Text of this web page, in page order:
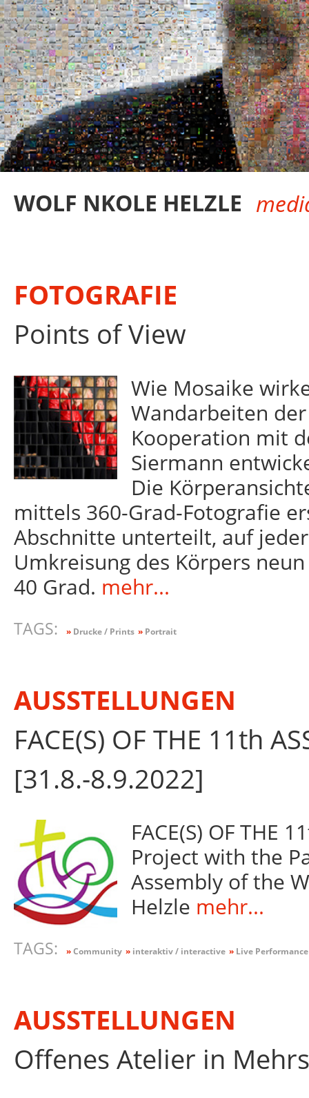
WOLF NKOLE HELZLE
FOTOGRAFIE
Points of View
Wie Mosaike
Wandarbeiten
Kooperation mit
Siermann
Die
mittels 360-Grad-Fotografie
Abschnitte unterteilt, auf
Umkreisung des Körpers
40 Grad. mehr...
TAGS: »Drucke / Prints »Portrait
AUSSTELLUNGEN
FACE(S) OF THE 11th
[31.8.-8.9.2022]
FACE(S) OF THE
Project with the
Assembly of the
Helzle mehr...
TAGS: »Community »interaktiv / interactive »Live Performance
AUSSTELLUNGEN
Offenes Atelier in